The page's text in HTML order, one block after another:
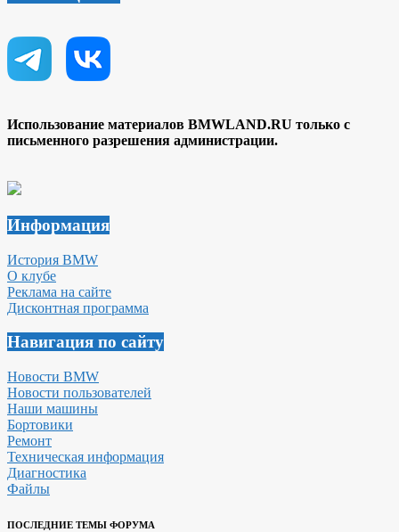
Использование материалов BMWLAND.RU только с
письменного разрешения администрации.
Информация
История BMW
О клубе
Реклама на сайте
Дисконтная программа
Навигация по сайту
Новости BMW
Новости пользователей
Наши машины
Бортовики
Ремонт
Техническая информация
Диагностика
Файлы
ПОСЛЕДНИЕ ТЕМЫ ФОРУМА